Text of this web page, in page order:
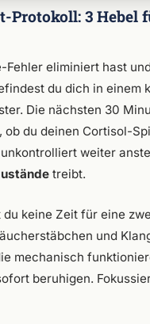
Protokoll: 3 Hebel
Fehler eliminiert hast
du dich in einem
Die nächsten 30
ob du deinen Cortisol-
weiter
treibt.
keine Zeit für eine
und
mechanisch
beruhigen.